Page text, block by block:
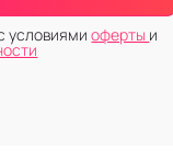
условиямиоферты и